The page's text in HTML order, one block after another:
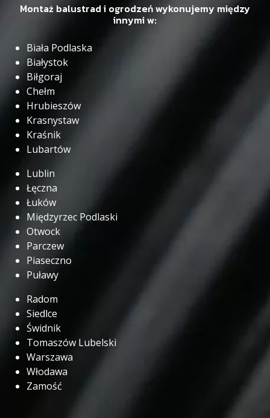
Montaż balustrad i ogrodzeń wykonujemy między
innymi w:
Biała Podlaska
Białystok
Biłgoraj
Chełm
Hrubieszów
Krasnystaw
Kraśnik
Lubartów
Lublin
Łęczna
Łuków
Międzyrzec Podlaski
Otwock
Parczew
Piaseczno
Puławy
Radom
Siedlce
Świdnik
Tomaszów Lubelski
Warszawa
Włodawa
Zamość